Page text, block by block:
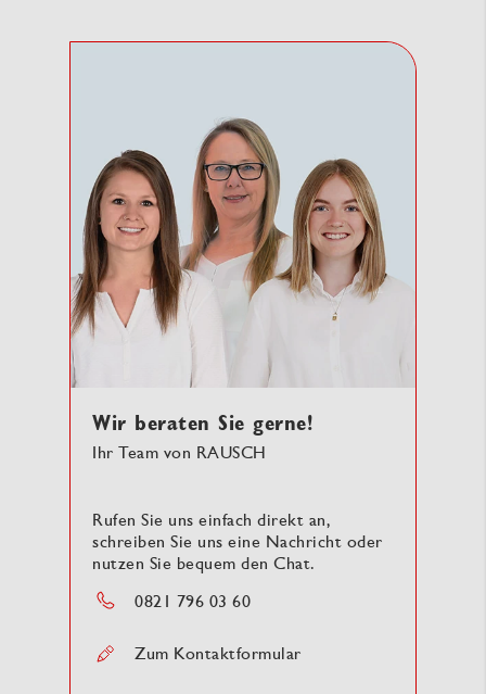
Wir beraten Sie gerne!
Ihr Team von RAUSCH
Rufen Sie uns einfach direkt an,
schreiben Sie uns eine Nachricht oder
nutzen Sie bequem den Chat.
0821 796 03 60
Zum Kontaktformular